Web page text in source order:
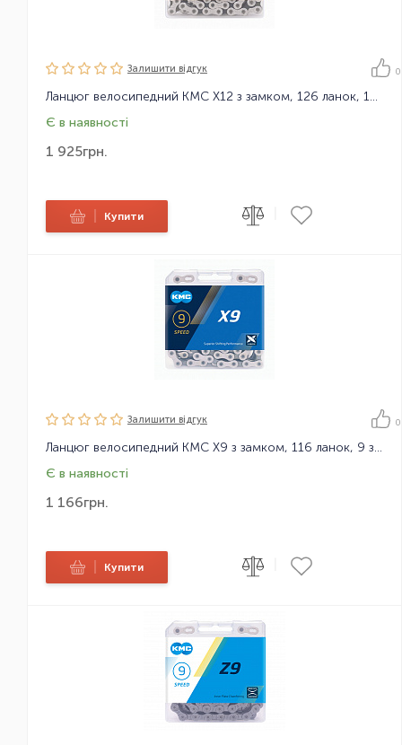
Залишити вiдгук 0
Ланцюг велосипедний KMC X12 з замком, 126 ланок, 12 зірок
Є в наявності
1 925грн.
Купити
Залишити вiдгук 0
Ланцюг велосипедний KMC X9 з замком, 116 ланок, 9 зірок
Є в наявності
1 166грн.
Купити